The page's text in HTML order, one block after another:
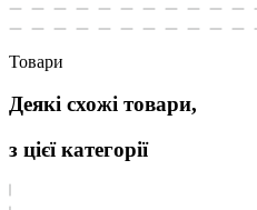
Товари
Деякі схожі товари,
з цієї категорії